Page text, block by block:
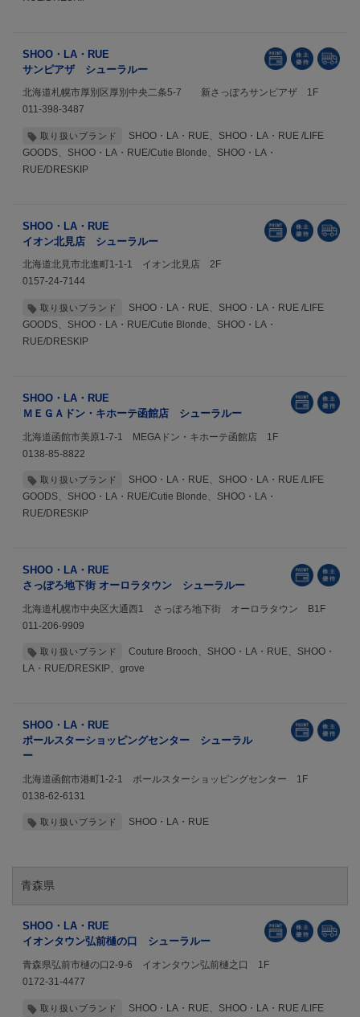
SHOO・LA・RUE
サンピアザ シューラルー
北海道札幌市厚別区厚別中央二条5-7 新さっぽろサンピアザ 1F
011-398-3487
取り扱いブランド
SHOO・LA・RUE、SHOO・LA・RUE /LIFE
GOODS、SHOO・LA・RUE/Cutie Blonde、SHOO・LA・
RUE/DRESKIP
SHOO・LA・RUE
イオン北見店 シューラルー
北海道北見市北進町1-1-1 イオン北見店 2F
0157-24-7144
取り扱いブランド
SHOO・LA・RUE、SHOO・LA・RUE /LIFE
GOODS、SHOO・LA・RUE/Cutie Blonde、SHOO・LA・
RUE/DRESKIP
SHOO・LA・RUE
ＭＥＧＡドン・キホーテ函館店 シューラルー
北海道函館市美原1-7-1 MEGAドン・キホーテ函館店 1F
0138-85-8822
取り扱いブランド
SHOO・LA・RUE、SHOO・LA・RUE /LIFE
GOODS、SHOO・LA・RUE/Cutie Blonde、SHOO・LA・
RUE/DRESKIP
SHOO・LA・RUE
さっぽろ地下街 オーロラタウン シューラルー
北海道札幌市中央区大通西1 さっぽろ地下街 オーロラタウン B1F
011-206-9909
取り扱いブランド
Couture Brooch、SHOO・LA・RUE、SHOO・
LA・RUE/DRESKIP、grove
SHOO・LA・RUE
ポールスターショッピングセンター シューラル
ー
北海道函館市港町1-2-1 ポールスターショッピングセンター 1F
0138-62-6131
取り扱いブランド SHOO・LA・RUE
青森県
SHOO・LA・RUE
イオンタウン弘前樋の口 シューラルー
青森県弘前市樋の口2-9-6 イオンタウン弘前樋之口 1F
0172-31-4477
取り扱いブランド
SHOO・LA・RUE、SHOO・LA・RUE /LIFE